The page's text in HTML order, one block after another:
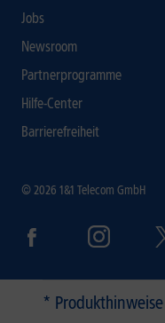
Jobs
Newsroom
Partnerprogramme
Hilfe-Center
Barrierefreiheit
© 2026 1&1 Telecom GmbH